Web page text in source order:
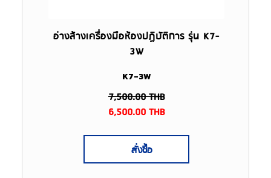
อ่างล้างเครื่องมือห้องปฏิบัติการ รุ่น K7-
3W
K7-3W
7,500.00THB
6,500.00THB
สั่งซื้อ